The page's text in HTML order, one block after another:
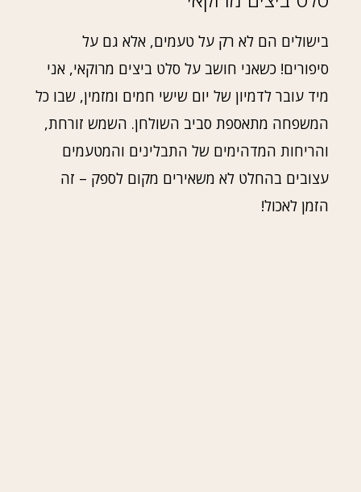
בישולים הם לא רק על טעמים, אלא גם על
סיפורים! כשאני חושב על סלט ביצים מרוקאי, אני
מיד עובר לדמיון של יום שישי חמים ומזמין, שבו כל
המשפחה מתאספת סביב השולחן. השמש זורחת,
והריחות המדהימים של התבלינים והמטעמים
עצובים בהחלט לא משאירים מקום לספק – זה
הזמן לאכול!